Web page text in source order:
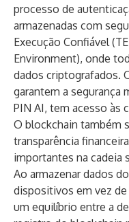
processo de
armazenadas com
Execução Confiável
Environment), onde
dados criptografados.
garantem a segurança
PIN AI, tem acesso às
O blockchain também
transparência
importantes na cadeia
Ao armazenar dados
dispositivos em vez de
um equilíbrio entre a